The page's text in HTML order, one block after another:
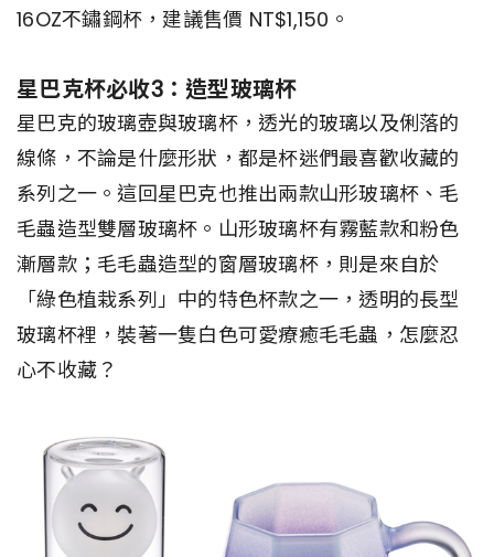
16OZ不鏽鋼杯，建議售價 NT$1,150。
星巴克杯必收3：造型玻璃杯
星巴克的玻璃壺與玻璃杯，透光的玻璃以及俐落的
線條，不論是什麼形狀，都是杯迷們最喜歡收藏的
系列之一。這回星巴克也推出兩款山形玻璃杯、毛
毛蟲造型雙層玻璃杯。山形玻璃杯有霧藍款和粉色
漸層款；毛毛蟲造型的窗層玻璃杯，則是來自於
「綠色植栽系列」中的特色杯款之一，透明的長型
玻璃杯裡，裝著一隻白色可愛療癒毛毛蟲，怎麼忍
心不收藏？